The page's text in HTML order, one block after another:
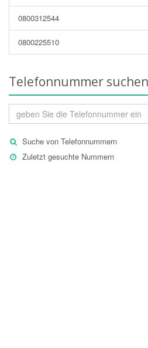
0800312544
0800225510
Telefonnummer suchen
Suche von Telefonnummern
Zuletzt gesuchte Nummern